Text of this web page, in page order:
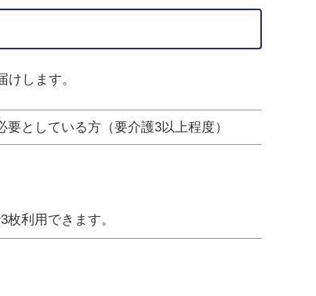
します。
としている方（要介護3以上程度）
利用できます。